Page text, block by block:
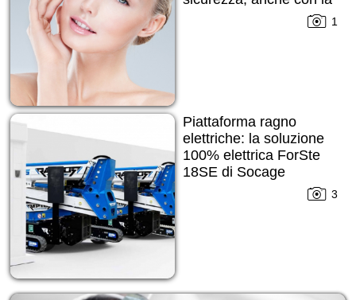
1
Piattaforma ragno
elettriche: la soluzione
100% elettrica ForSte
18SE di Socage
3